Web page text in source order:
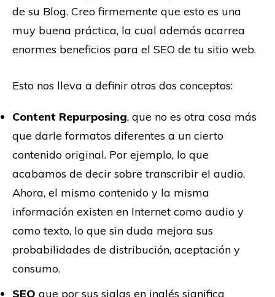
de su Blog. Creo firmemente que esto es una
muy buena práctica, la cual además acarrea
enormes beneficios para el SEO de tu sitio web.
Esto nos lleva a definir otros dos conceptos:
Content Repurposing, que no es otra cosa más
que darle formatos diferentes a un cierto
contenido original. Por ejemplo, lo que
acabamos de decir sobre transcribir el audio.
Ahora, el mismo contenido y la misma
información existen en Internet como audio y
como texto, lo que sin duda mejora sus
probabilidades de distribución, aceptación y
consumo.
SEO que por sus siglas en inglés significa